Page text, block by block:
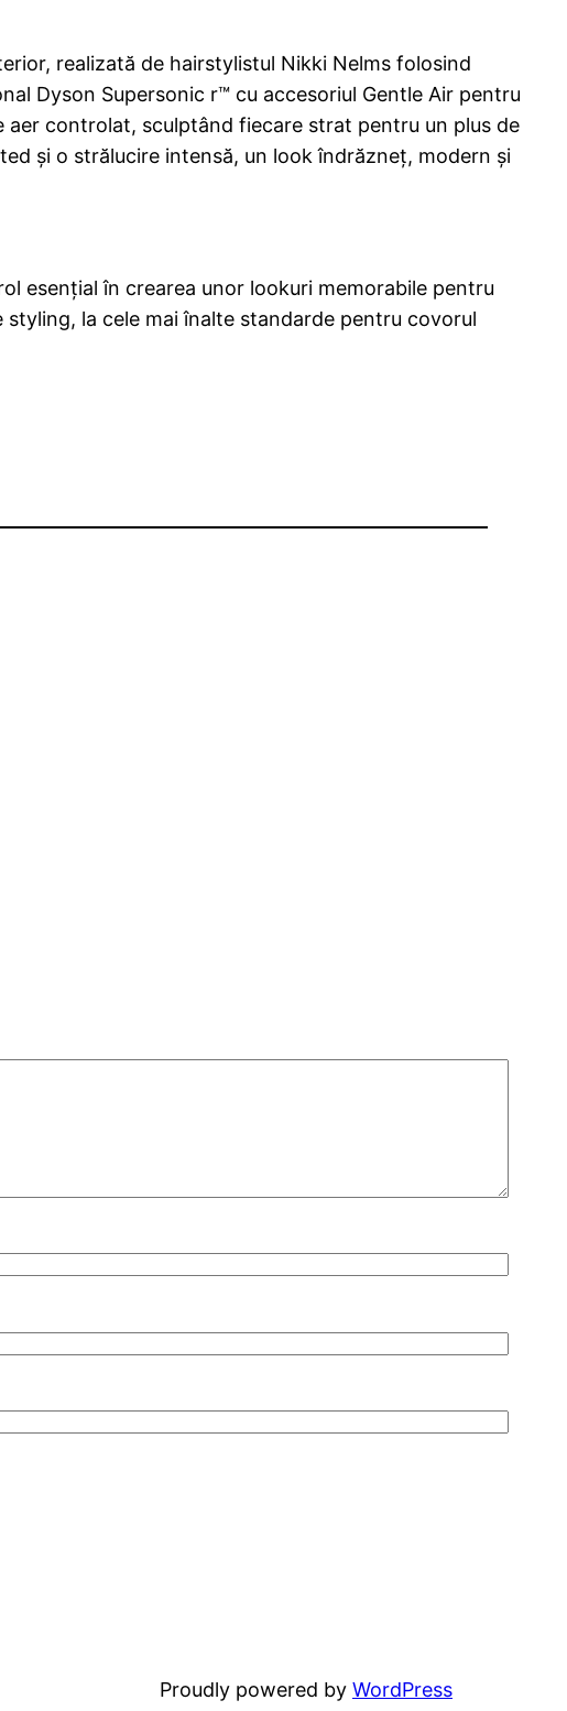
realizată de hairstylistul Nikki Nelms folosind
Dyson Supersonic r™ cu accesoriul Gentle Air pentru
aer controlat, sculptând fiecare strat pentru un plus de
și o strălucire intensă, un look îndrăzneț, modern și
esențial în crearea unor lookuri memorabile pentru
la cele mai înalte standarde pentru covorul
Proudly powered by WordPress